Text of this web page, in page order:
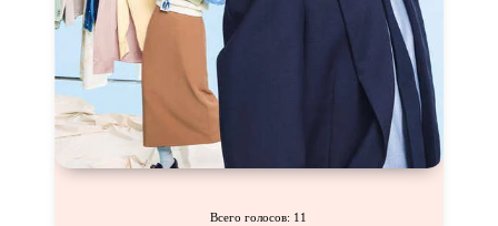
Всего голосов: 11